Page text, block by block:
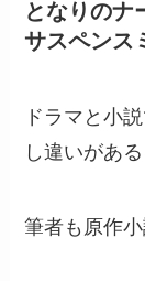
となりのナ
サスペンス
ドラマと小
し違いがある
筆者も原作